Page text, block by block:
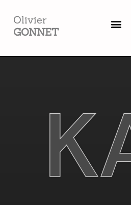
Olivier
GONNET